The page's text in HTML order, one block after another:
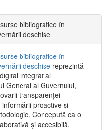
bibliografice în
deschise
bibliografice în
deschise reprezintă
integrat al
General al Guvernului,
transparenței
informării proactive și
Concepută ca o
și accesibilă,